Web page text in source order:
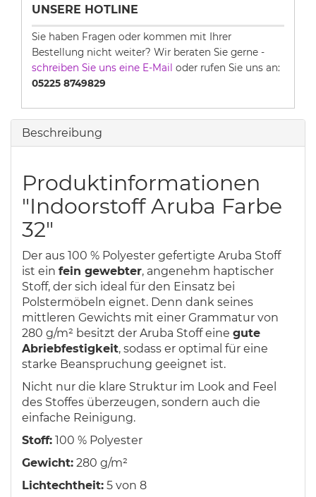
UNSERE HOTLINE
Sie haben Fragen oder kommen mit Ihrer
Bestellung nicht weiter? Wir beraten Sie gerne -
schreiben Sie uns eine E-Mail oder rufen Sie uns an:
05225 8749829
Beschreibung
Produktinformationen
"Indoorstoff Aruba Farbe
32"
Der aus 100 % Polyester gefertigte Aruba Stoff
ist ein fein gewebter, angenehm haptischer
Stoff, der sich ideal für den Einsatz bei
Polstermöbeln eignet. Denn dank seines
mittleren Gewichts mit einer Grammatur von
280 g/m² besitzt der Aruba Stoff eine gute
Abriebfestigkeit, sodass er optimal für eine
starke Beanspruchung geeignet ist.
Nicht nur die klare Struktur im Look and Feel
des Stoffes überzeugen, sondern auch die
einfache Reinigung.
Stoff: 100 % Polyester
Gewicht: 280 g/m²
Lichtechtheit: 5 von 8